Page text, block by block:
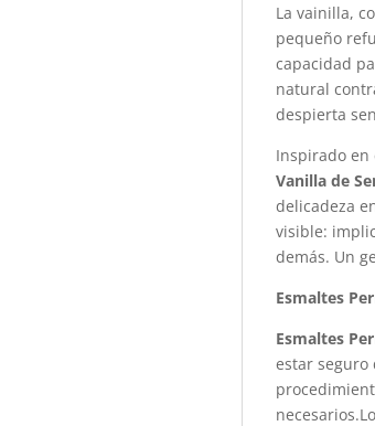
La vainilla,
pequeño
capacidad
natural
despierta
Inspirado
Vanilla de
delicadeza
visible:
demás. Un
Esmaltes
Esmaltes
estar seguro